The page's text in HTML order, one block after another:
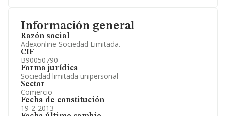
Información general
Razón social
Adexonline Sociedad Limitada.
CIF
B90050790
Forma jurídica
Sociedad limitada unipersonal
Sector
Comercio
Fecha de constitución
19-2-2013